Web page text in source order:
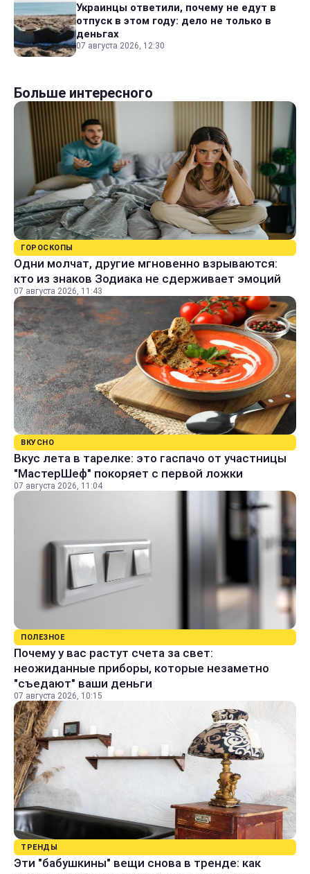
Украинцы ответили, почему не едут в
отпуск в этом году: дело не только в
деньгах
07 августа 2026, 12:30
Больше интересного
ГОРОСКОПЫ
Одни молчат, другие мгновенно взрываются:
кто из знаков Зодиака не сдерживает эмоций
07 августа 2026, 11:43
ВКУСНО
Вкус лета в тарелке: это гаспачо от участницы
"МастерШеф" покоряет с первой ложки
07 августа 2026, 11:04
ПОЛЕЗНОЕ
Почему у вас растут счета за свет:
неожиданные приборы, которые незаметно
"съедают" ваши деньги
07 августа 2026, 10:15
ТРЕНДЫ
Эти "бабушкины" вещи снова в тренде: как